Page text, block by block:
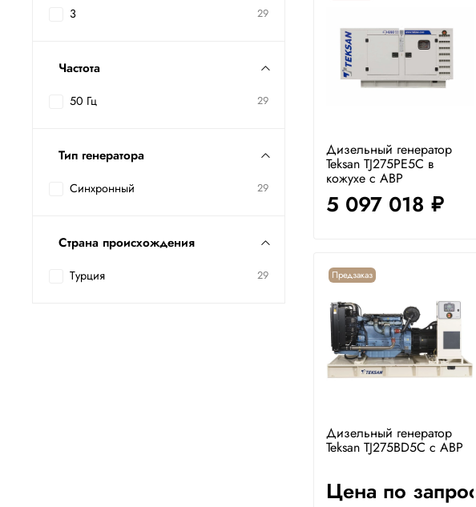
Дизельный генератор
Teksan TJ275PE5C в
кожухе с АВР
5 097 018 руб.
Предзаказ
Дизельный генератор
Teksan TJ275BD5C с АВР
Цена по запросу
3 29
Частота
50 Гц 29
Тип генератора
Синхронный 29
Страна происхождения
Турция 29